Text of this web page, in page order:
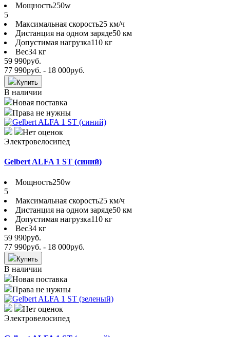
Мощность250w
5
Максимальная скорость25 км/ч
Дистанция на одном заряде50 км
Допустимая нагрузка110 кг
Вес34 кг
59 990руб.
77 990руб. - 18 000руб.
Купить
В наличии
Новая поставка
Права не нужны
Нет оценок
Электровелосипед
Gelbert ALFA 1 ST (синий)
Мощность250w
5
Максимальная скорость25 км/ч
Дистанция на одном заряде50 км
Допустимая нагрузка110 кг
Вес34 кг
59 990руб.
77 990руб. - 18 000руб.
Купить
В наличии
Новая поставка
Права не нужны
Нет оценок
Электровелосипед